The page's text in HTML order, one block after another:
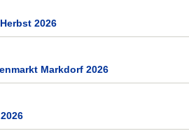
2026
Markdorf 2026